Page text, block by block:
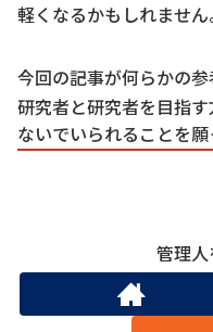
軽くなるかもしれません
今回の記事が何らかの参
研究者と研究者を目指
ないでいられることを願
管理